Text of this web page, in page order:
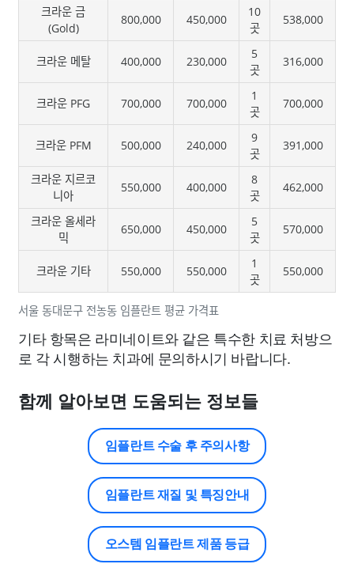
서울 동대문구 전농동 임플란트 평균 가격표
크라운 금
(Gold)
800,000 450,000
10
곳
538,000
크라운 메탈 400,000 230,000
5
곳
316,000
크라운 PFG 700,000 700,000
1
곳
700,000
크라운 PFM 500,000 240,000
9
곳
391,000
크라운 지르코
니아
550,000 400,000
8
곳
462,000
크라운 올세라
믹
650,000 450,000
5
곳
570,000
크라운 기타 550,000 550,000
1
곳
550,000
기타 항목은 라미네이트와 같은 특수한 치료 처방으
로 각 시행하는 치과에 문의하시기 바랍니다.
함께 알아보면 도움되는 정보들
임플란트 수술 후 주의사항
임플란트 재질 및 특징안내
오스템 임플란트 제품 등급